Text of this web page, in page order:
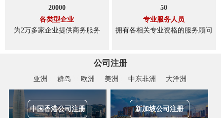
20000
各类型企业
为2万多家企业提供商务服务
50
专业服务人员
拥有各相关专业资格的服务顾问
公司注册
亚洲 群岛 欧洲 美洲 中东非洲 大洋洲
中国香港公司注册 新加坡公司注册